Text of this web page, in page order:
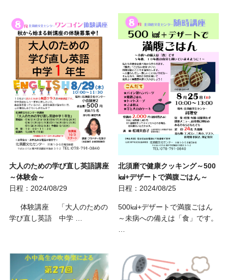
大人のための学び直し英語講座
～体験会～
日程：2024/08/29
体験講座 「大人のための
学び直し英語 中学 …
北須磨で健康クッキング～500
㎉+デザートで満腹ごはん～
日程：2024/08/25
500㎉+デザートで満腹ごはん
～未病への備えは「食」です。